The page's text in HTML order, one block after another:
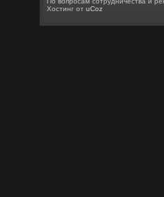
Хостинг отuCoz